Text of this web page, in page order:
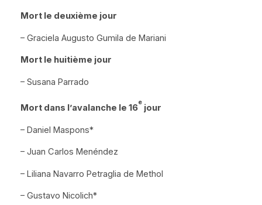
Mort le deuxième jour
– Graciela Augusto Gumila de Mariani
Mort le huitième jour
– Susana Parrado
Mort dans l’avalanche le 16
e
jour
– Daniel Maspons*
– Juan Carlos Menéndez
– Liliana Navarro Petraglia de Methol
– Gustavo Nicolich*